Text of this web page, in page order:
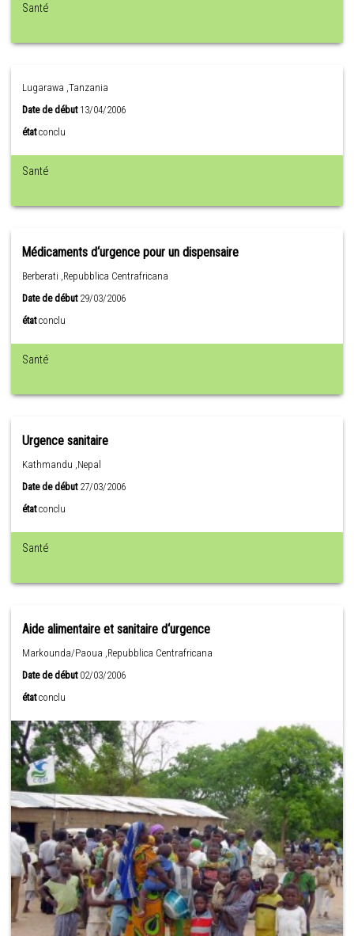
Santé
Lugarawa ,Tanzania
Date de début13/04/2006
état conclu
Santé
Médicaments d‘urgence pour un dispensaire
Berberati ,Repubblica Centrafricana
Date de début29/03/2006
état conclu
Santé
Urgence sanitaire
Kathmandu ,Nepal
Date de début27/03/2006
état conclu
Santé
Aide alimentaire et sanitaire d‘urgence
Markounda/Paoua ,Repubblica Centrafricana
Date de début02/03/2006
état conclu